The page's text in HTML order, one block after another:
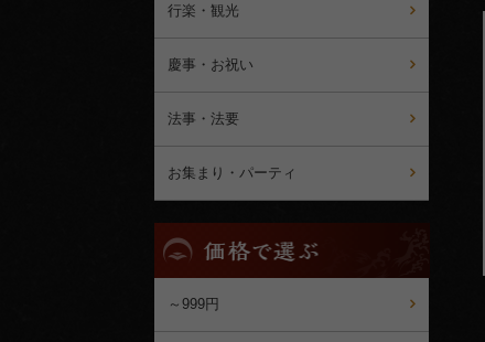
行楽・観光
慶事・お祝い
法事・法要
お集まり・パーティ
価
格
で
選
ぶ
～999円